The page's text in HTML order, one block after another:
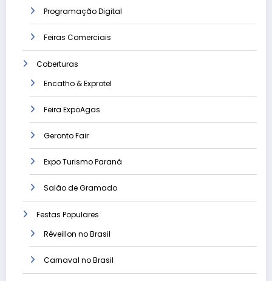
Programação Digital
Feiras Comerciais
Coberturas
Encatho & Exprotel
Feira ExpoAgas
Geronto Fair
Expo Turismo Paraná
Salão de Gramado
Festas Populares
Réveillon no Brasil
Carnaval no Brasil